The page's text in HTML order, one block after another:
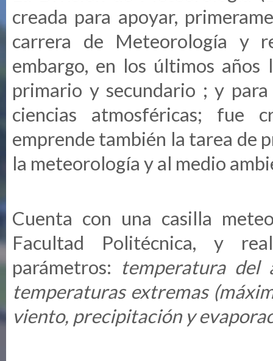
creada para apoyar,
carrera de Meteorología y
embargo, en los últimos
primario y secundario ; y
ciencias atmosféricas; fue
emprende también la tarea de
la meteorología y al medio
Cuenta con una casilla
Facultad Politécnica, y
parámetros: temperatura del
temperaturas extremas
viento, precipitación y